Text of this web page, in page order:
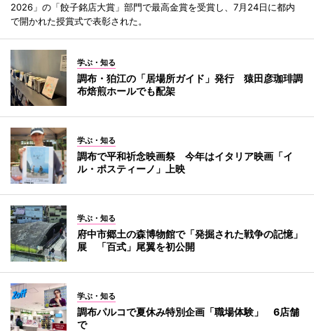
2026」の「餃子銘店大賞」部門で最高金賞を受賞し、7月24日に都内
で開かれた授賞式で表彰された。
学ぶ・知る
調布・狛江の「居場所ガイド」発行 猿田彦珈琲調
布焙煎ホールでも配架
学ぶ・知る
調布で平和祈念映画祭 今年はイタリア映画「イ
ル・ポスティーノ」上映
学ぶ・知る
府中市郷土の森博物館で「発掘された戦争の記憶」
展 「百式」尾翼を初公開
学ぶ・知る
調布パルコで夏休み特別企画「職場体験」 6店舗
で